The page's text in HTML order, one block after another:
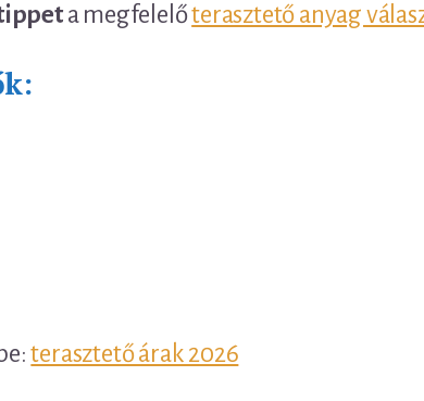
a megfelelőterasztető anyag
terasztető árak 2026